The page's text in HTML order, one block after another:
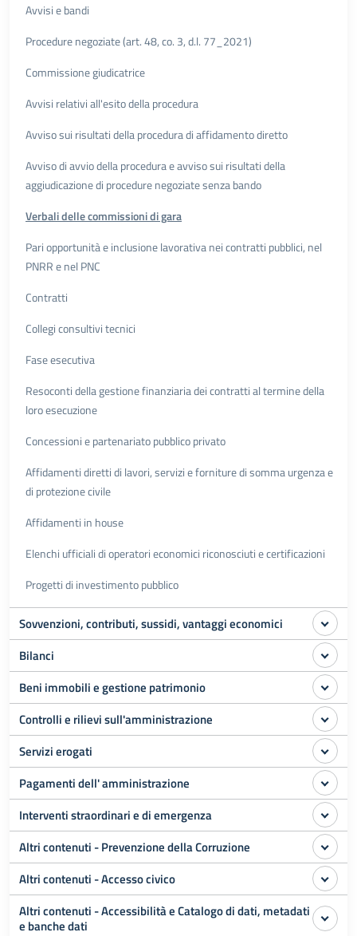
Avvisi e bandi
Procedure negoziate (art. 48, co. 3, d.l. 77_2021)
Commissione giudicatrice
Avvisi relativi all'esito della procedura
Avviso sui risultati della procedura di affidamento diretto
Avviso di avvio della procedura e avviso sui risultati della
aggiudicazione di procedure negoziate senza bando
Verbali delle commissioni di gara
Pari opportunità e inclusione lavorativa nei contratti pubblici, nel
PNRR e nel PNC
Contratti
Collegi consultivi tecnici
Fase esecutiva
Resoconti della gestione finanziaria dei contratti al termine della
loro esecuzione
Concessioni e partenariato pubblico privato
Affidamenti diretti di lavori, servizi e forniture di somma urgenza e
di protezione civile
Affidamenti in house
Elenchi ufficiali di operatori economici riconosciuti e certificazioni
Progetti di investimento pubblico
Sovvenzioni, contributi, sussidi, vantaggi economici
Bilanci
Beni immobili e gestione patrimonio
Controlli e rilievi sull'amministrazione
Servizi erogati
Pagamenti dell' amministrazione
Interventi straordinari e di emergenza
Altri contenuti - Prevenzione della Corruzione
Altri contenuti - Accesso civico
Altri contenuti - Accessibilità e Catalogo di dati, metadati
e banche dati